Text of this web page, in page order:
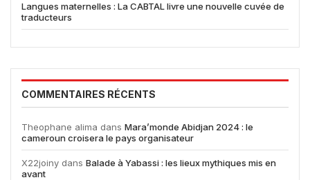
Langues maternelles : La CABTAL livre une nouvelle cuvée de
traducteurs
COMMENTAIRES RÉCENTS
Theophane alima dans Mara’monde Abidjan 2024 : le
cameroun croisera le pays organisateur
X22joiny dans Balade à Yabassi : les lieux mythiques mis en
avant